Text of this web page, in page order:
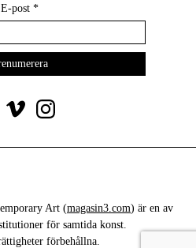
E-post *
Art (magasin3.com) är en av
för samtida konst.
förbehållna.